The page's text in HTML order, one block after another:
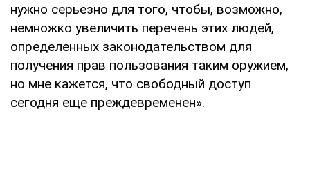
нужно серьезно для того, чтобы, возможно,
немножко увеличить перечень этих людей,
определенных законодательством для
получения прав пользования таким оружием,
но мне кажется, что свободный доступ
сегодня еще преждевременен».